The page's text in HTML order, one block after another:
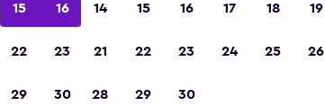
15 16
22 23
29 30
14 15 16 17 18 19
21 22 23 24 25 26
28 29 30